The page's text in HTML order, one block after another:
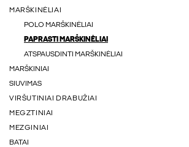
MARŠKINĖLIAI
POLO MARŠKINĖLIAI
PAPRASTI MARŠKINĖLIAI
ATSPAUSDINTI MARŠKINĖLIAI
MARŠKINIAI
SIUVIMAS
VIRŠUTINIAI DRABUŽIAI
MEGZTINIAI
MEZGINIAI
BATAI